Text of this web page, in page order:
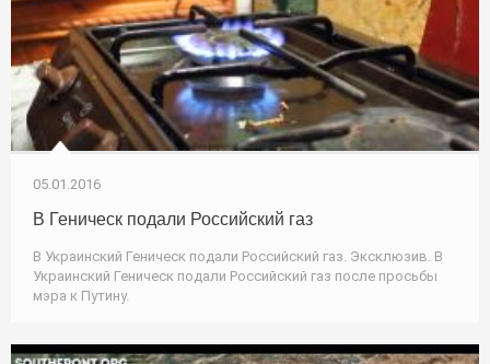
05.01.2016
В Геническ подали Российский газ
В Украинский Геническ подали Российский газ. Эксклюзив. В
Украинский Геническ подали Российский газ после просьбы
мэра к Путину.